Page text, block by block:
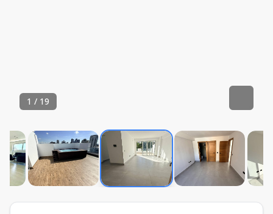
1 / 19